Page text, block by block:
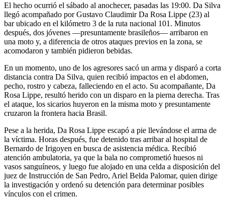
El hecho ocurrió el sábado al anochecer, pasadas las 19:00. Da Silva
llegó acompañado por Gustavo Claudimir Da Rosa Lippe (23) al
bar ubicado en el kilómetro 3 de la ruta nacional 101. Minutos
después, dos jóvenes —presuntamente brasileños— arribaron en
una moto y, a diferencia de otros ataques previos en la zona, se
acomodaron y también pidieron bebidas.
En un momento, uno de los agresores sacó un arma y disparó a corta
distancia contra Da Silva, quien recibió impactos en el abdomen,
pecho, rostro y cabeza, falleciendo en el acto. Su acompañante, Da
Rosa Lippe, resultó herido con un disparo en la pierna derecha. Tras
el ataque, los sicarios huyeron en la misma moto y presuntamente
cruzaron la frontera hacia Brasil.
Pese a la herida, Da Rosa Lippe escapó a pie llevándose el arma de
la víctima. Horas después, fue detenido tras arribar al hospital de
Bernardo de Irigoyen en busca de asistencia médica. Recibió
atención ambulatoria, ya que la bala no comprometió huesos ni
vasos sanguíneos, y luego fue alojado en una celda a disposición del
juez de Instrucción de San Pedro, Ariel Belda Palomar, quien dirige
la investigación y ordenó su detención para determinar posibles
vínculos con el crimen.